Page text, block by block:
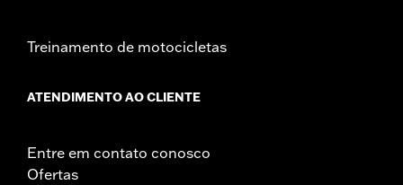
Treinamento de motocicletas
ATENDIMENTO AO CLIENTE
Entre em contato conosco
Ofertas